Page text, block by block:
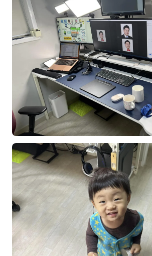
🤲 협력강사 과정
온라인강의
📈 B2B 마케팅
🤖 AI 실무
🧭 기획·전략
김종혁
구자룡
김경태
김소연
김의중